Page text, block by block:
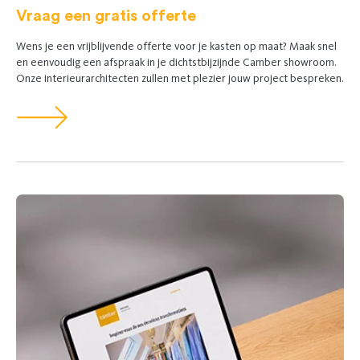
Vraag een gratis offerte
Wens je een vrijblijvende offerte voor je kasten op maat? Maak snel
en eenvoudig een afspraak in je dichtstbijzijnde Camber showroom.
Onze interieurarchitecten zullen met plezier jouw project bespreken.